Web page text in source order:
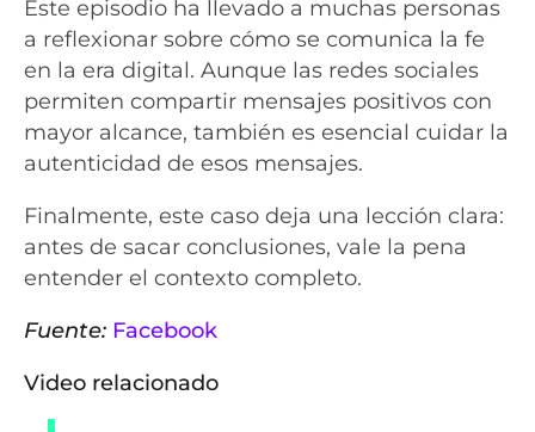
Este episodio ha llevado a muchas personas
a reflexionar sobre cómo se comunica la fe
en la era digital. Aunque las redes sociales
permiten compartir mensajes positivos con
mayor alcance, también es esencial cuidar la
autenticidad de esos mensajes.
Finalmente, este caso deja una lección clara:
antes de sacar conclusiones, vale la pena
entender el contexto completo.
Fuente: Facebook
Video relacionado